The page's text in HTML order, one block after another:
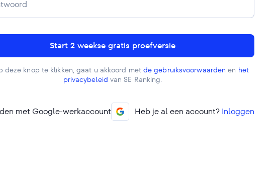
Start 2 weekse gratis proefversie
deze knop te klikken, gaat u akkoord met de gebruiksvoorwaarden en het
privacybeleid van SE Ranking.
met Google-werkaccount Heb je al een account? Inloggen